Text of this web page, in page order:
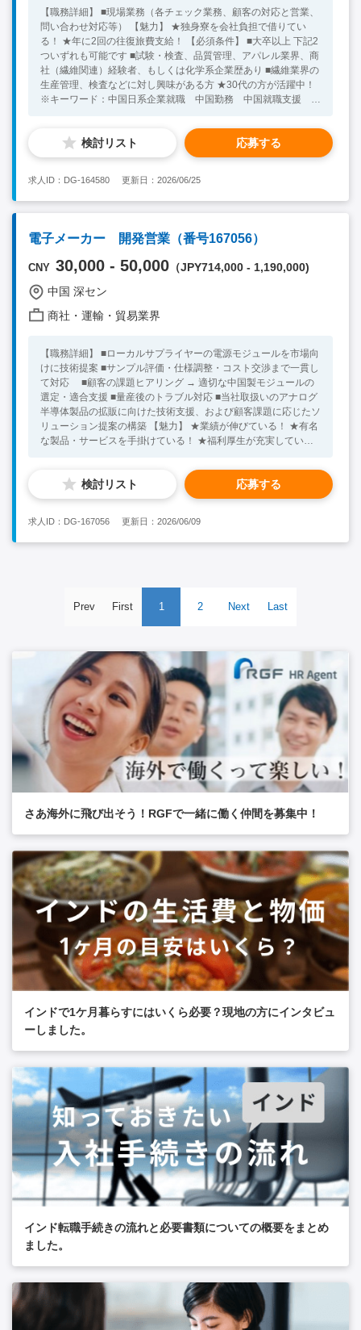
件】 ・体育会系出身の方（移動が多く体力を使う仕事のため）
・タイ語を学ぶ意欲がある方 ・技術出身者
【職務詳細】 ■現場業務（各チェック業務、顧客の対応と営業、
問い合わせ対応等） 【魅力】 ★独身寮を会社負担で借りてい
る！ ★年に2回の往復旅費支給！ 【必須条件】 ■大卒以上 下記2
ついずれも可能です ■試験・検査、品質管理、アパレル業界、商
社（繊維関連）経験者、もしくは化学系企業歴あり ■繊維業界の
生産管理、検査などに対し興味がある方 ★30代の方が活躍中！
※キーワード：中国日系企業就職 中国勤務 中国就職支援 無
検討リスト 応募する
求人ID：DG-164580 更新日：2026/06/25
電子メーカー 開発営業（番号167056）
CNY 30,000 - 50,000 （JPY714,000 - 1,190,000)
中国 深セン
商社・運輸・貿易業界
【職務詳細】 ■ローカルサプライヤーの電源モジュールを市場向
けに技術提案 ■サンプル評価・仕様調整・コスト交渉まで一貫し
て対応 ■顧客の課題ヒアリング → 適切な中国製モジュールの
選定・適合支援 ■量産後のトラブル対応 ■当社取扱いのアナログ
半導体製品の拡販に向けた技術支援、および顧客課題に応じたソ
リューション提案の構築 【魅力】 ★業績が伸びている！ ★有名
な製品・サービスを手掛けている！ ★福利厚生が充実してい
子部品業界での経験者 ■回路設計・評価・品質管理、営業の経験
共同開発経験あり ■ 電源モジュールのEMC対策実績あり ■ サー
～5級＋アナログ技術用語ができる方 ★40代～50代の方が活躍
中！ ※キーワード：中国日系企業就職 中国勤務 無料斡旋サ
検討リスト 応募する
求人ID：DG-167056 更新日：2026/06/09
Prev First 1 2 Next Last
さあ海外に飛び出そう！RGFで一緒に働く仲間を募集中！
インドで1ケ月暮らすにはいくら必要？現地の方にインタビュ
ーしました。
インド転職手続きの流れと必要書類についての概要をまとめ
ました。